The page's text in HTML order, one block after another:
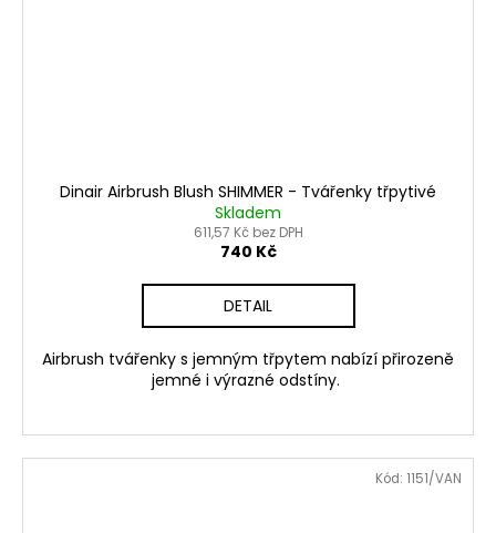
Dinair Airbrush Blush SHIMMER - Tvářenky třpytivé
Skladem
611,57 Kč bez DPH
740 Kč
DETAIL
Airbrush tvářenky s jemným třpytem nabízí přirozeně
jemné i výrazné odstíny.
Kód: 1151/VAN